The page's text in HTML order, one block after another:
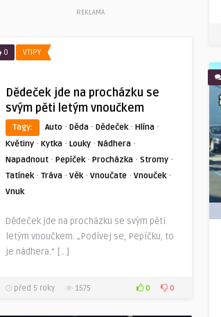
REKLAMA
0 VTIPY
Dědeček jde na procházku se
svým pěti letým vnoučkem
Tagy: Auto · Děda · Dědeček· Hlína ·
Květiny · Kytka · Louky · Nádhera ·
Napadnout · Pepíček· Procházka · Stromy ·
Tatínek· Tráva · Věk· Vnoučate · Vnouček·
Vnuk
Dědeček jde na procházku se svým pěti
letým vnoučkem. „Podívej se, Pepíčku, to
je nádhera.“ […]
před 5 roky 1575 0 0